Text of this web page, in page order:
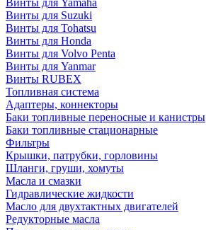
Винты для Yamaha
Винты для Suzuki
Винты для Tohatsu
Винты для Honda
Винты для Volvo Penta
Винты для Yanmar
Винты RUBEX
Топливная система
Адаптеры, коннекторы
Баки топливные переносные и канистры
Баки топливные стационарные
Фильтры
Крышки, патрубки, горловины
Шланги, груши, хомуты
Масла и смазки
Гидравлические жидкости
Масло для двухтактных двигателей
Редукторные масла